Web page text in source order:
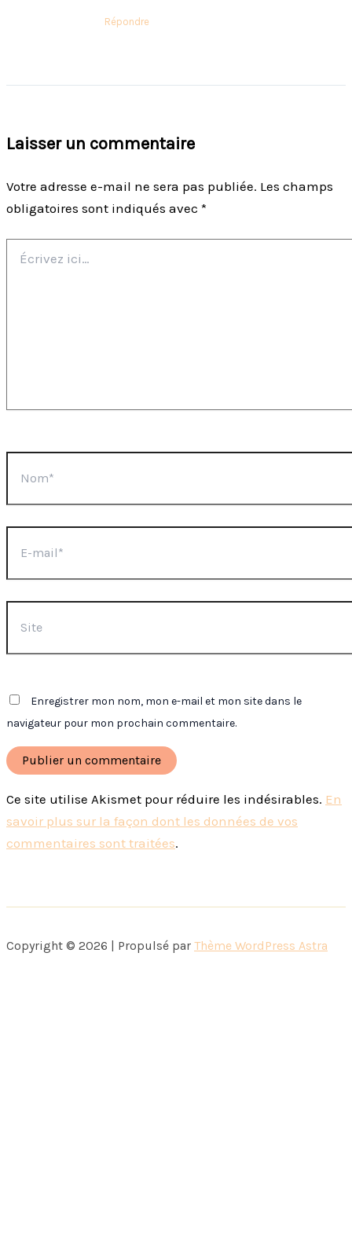
Répondre
Laisser un commentaire
Votre adresse e-mail ne sera pas publiée. Les champs
obligatoires sont indiqués avec *
ici…
mail*
Enregistrer mon nom, mon e-mail et mon site dans le
navigateur pour mon prochain commentaire.
Ce site utilise Akismet pour réduire les indésirables. En
savoir plus sur la façon dont les données de vos
commentaires sont traitées.
Copyright © 2026 | Propulsé par Thème WordPress Astra